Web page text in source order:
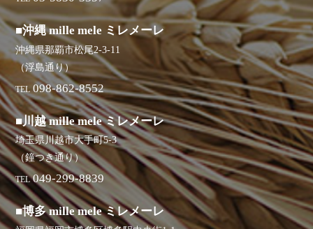
■沖縄 mille mele ミレメーレ
沖縄県那覇市松尾2-3-11
（浮島通り）
TEL 098-862-8552
■川越 mille mele ミレメーレ
埼玉県川越市大手町5-3
（鐘つき通り）
TEL 049-299-8839
■博多 mille mele ミレメーレ